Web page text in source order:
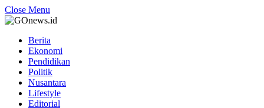
Close Menu
Berita
Ekonomi
Pendidikan
Politik
Nusantara
Lifestyle
Editorial